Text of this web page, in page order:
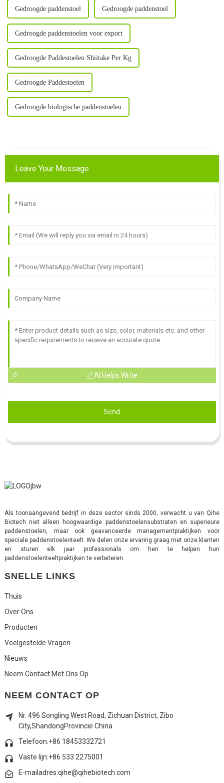
Gedroogde paddenstoel Gedroogde paddenstoel
Gedroogde paddenstoelen voor export
Gedroogde Paddestoelen Shiitake Per Kg
Gedroogde Paddestoelen
Gedroogde biologische paddenstoelen
Leave Your Message
AI Helps Write
Send
Als toonaangevend bedrijf in deze sector sinds 2000, verwacht u van Qihe
Biotech niet alleen hoogwaardige paddenstoelensubstraten en superieure
paddenstoelen, maar ook geavanceerde managementpraktijken voor
speciale paddenstoelenteelt. We delen onze ervaring graag met onze klanten
en sturen elk jaar professionals om hen te helpen hun
paddenstoelenteeltpraktijken te verbeteren.
SNELLE LINKS
Thuis
Over Ons
Producten
Veelgestelde Vragen
Nieuws
Neem Contact Met Ons Op
NEEM CONTACT OP
Nr. 496 Songling West Road, Zichuan District, Zibo
City,ShandongProvincie China
Telefoon:+86 18453332721
Vaste lijn:+86 533 2275001
E-mailadres:qihe@qihebiotech.com